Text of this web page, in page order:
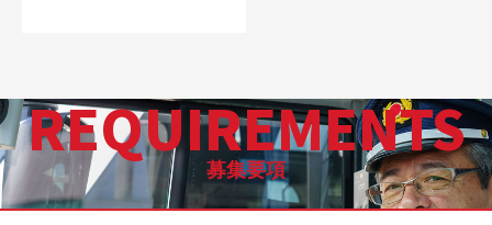
REQUIREMENTS
募集要項